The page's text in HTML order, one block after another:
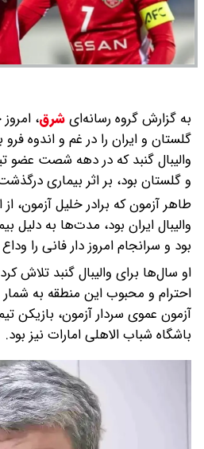
به گزارش گروه رسانه‌ایشرق،
گلستان و ایران را در غم و اندوه
والیبال گنبد که در دهه شصت عضو
و گلستان بود، بر اثر بیماری
طاهر آزمون که برادر خلیل آزمون،
والیبال ایران بود، مدت‌ها به دلیل
بود و سرانجام امروز دار فانی را
او سال‌ها برای والیبال گنبد تلاش
احترام و محبوب این منطقه به
آزمون عموی سردار آزمون، بازیکن
باشگاه شباب الاهلی امارات نیز بود.